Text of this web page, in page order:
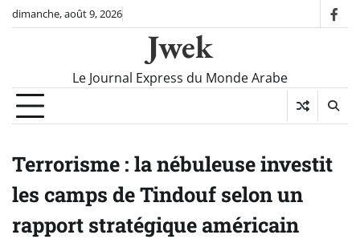
Skipdimanche, août 9, 2026
Jwek
Le Journal Express du Monde Arabe
Terrorisme : la nébuleuse investit
les camps de Tindouf selon un
rapport stratégique américain